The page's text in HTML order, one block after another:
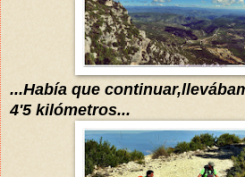
...Había que continuar,
4'5 kilómetros...